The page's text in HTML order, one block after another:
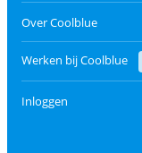
Over Coolblue
Werken bij Coolblue
Inloggen